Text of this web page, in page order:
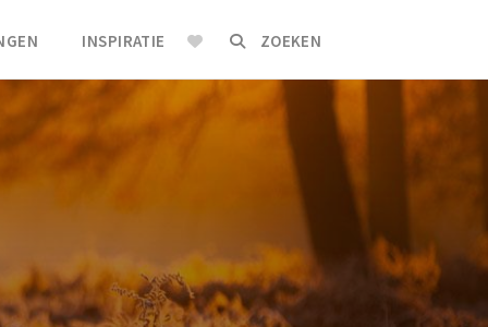
INSPIRATIE ZOEKEN